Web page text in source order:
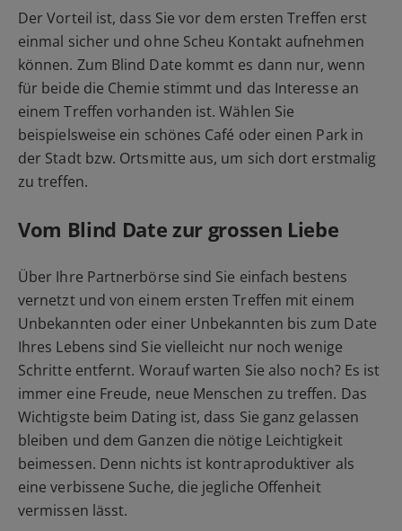
Der Vorteil ist, dass Sie vor dem ersten Treffen erst
einmal sicher und ohne Scheu Kontakt aufnehmen
können. Zum Blind Date kommt es dann nur, wenn
für beide die Chemie stimmt und das Interesse an
einem Treffen vorhanden ist. Wählen Sie
beispielsweise ein schönes Café oder einen Park in
der Stadt bzw. Ortsmitte aus, um sich dort erstmalig
zu treffen.
Vom Blind Date zur grossen Liebe
Über Ihre Partnerbörse sind Sie einfach bestens
vernetzt und von einem ersten Treffen mit einem
Unbekannten oder einer Unbekannten bis zum Date
Ihres Lebens sind Sie vielleicht nur noch wenige
Schritte entfernt. Worauf warten Sie also noch? Es ist
immer eine Freude, neue Menschen zu treffen. Das
Wichtigste beim Dating ist, dass Sie ganz gelassen
bleiben und dem Ganzen die nötige Leichtigkeit
beimessen. Denn nichts ist kontraproduktiver als
eine verbissene Suche, die jegliche Offenheit
vermissen lässt.